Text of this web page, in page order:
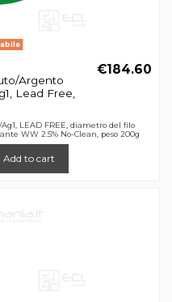
Argento
Lead Free,
€184.60
LEAD FREE, diametro del filo
WW 2.5% No-Clean, peso 200g
Add to cart